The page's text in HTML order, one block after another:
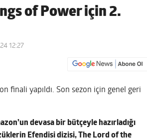
of Power için 2.
12:27
finali yapıldı. Son sezon için genel geri
devasa bir bütçeyle hazırladığı
Efendisi dizisi, The Lord of the